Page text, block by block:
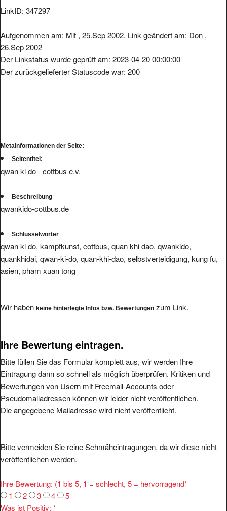
LinkID: 347297
Aufgenommen am: Mit , 25.Sep 2002. Link geändert am: Don ,
26.Sep 2002
Der Linkstatus wurde geprüft am: 2023-04-20 00:00:00
Der zurückgelieferter Statuscode war: 200
Metainformationen der Seite:
Seitentitel:
qwan ki do - cottbus e.v.
Beschreibung
qwankido-cottbus.de
Schlüsselwörter
qwan ki do, kampfkunst, cottbus, quan khi dao, qwankido,
quankhidai, qwan-ki-do, quan-khi-dao, selbstverteidigung, kung fu,
asien, pham xuan tong
Wir haben keine hinterlegte Infos bzw. Bewertungen zum Link.
Ihre Bewertung eintragen.
Bitte füllen Sie das Formular komplett aus, wir werden Ihre
Eintragung dann so schnell als möglich überprüfen. Kritiken und
Bewertungen von Usern mit Freemail-Accounts oder
Pseudomailadressen können wir leider nicht veröffentlichen.
Die angegebene Mailadresse wird nicht veröffentlicht.
Bitte vermeiden Sie reine Schmäheintragungen, da wir diese nicht
veröffentlichen werden.
Ihre Bewertung: (1 bis 5, 1 = schlecht, 5 = hervorragend*
1
2 3 4
5
Was ist Positiv: *